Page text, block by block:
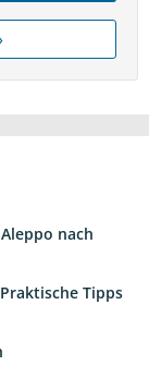
nach
Tipps